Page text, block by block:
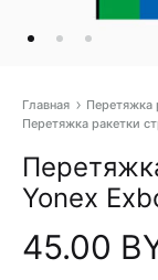
Главная Перетяжка
Перетяжка ракетки
Yonex
45.00